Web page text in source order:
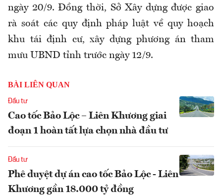
ngày 20/9. Đồng thời, Sở Xây dựng được giao
rà soát các quy định pháp luật về quy hoạch
khu tái định cư, xây dựng phương án tham
mưu UBND tỉnh trước ngày 12/9.
BÀI LIÊN QUAN
Đầu tư
Cao tốc Bảo Lộc – Liên Khương giai
đoạn 1 hoàn tất lựa chọn nhà đầu tư
Đầu tư
Phê duyệt dự án cao tốc Bảo Lộc - Liên
Khương gần 18.000 tỷ đồng